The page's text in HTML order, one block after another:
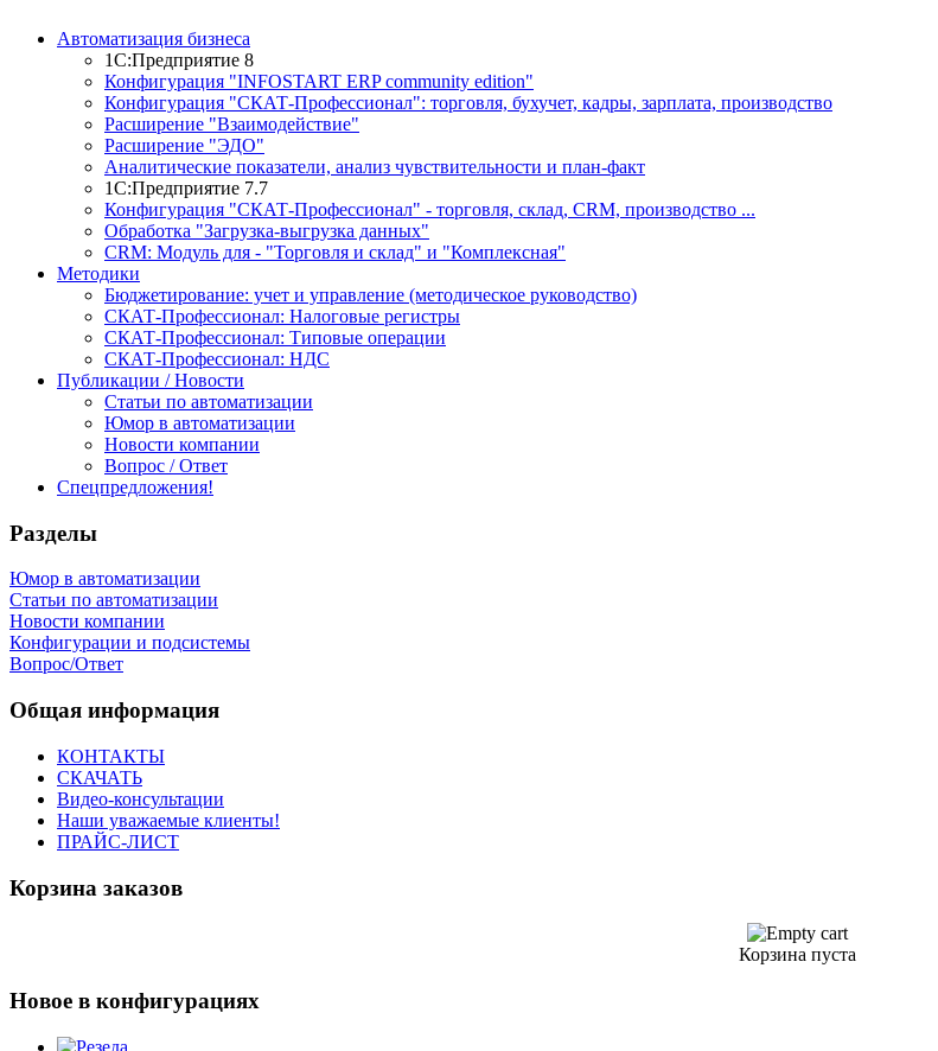
Автоматизация бизнеса
1С:Предприятие 8
Конфигурация "INFOSTART ERP community edition"
Конфигурация "СКАТ-Профессионал": торговля, бухучет, кадры, зарплата, производство
Расширение "Взаимодействие"
Расширение "ЭДО"
Аналитические показатели, анализ чувствительности и план-факт
1С:Предприятие 7.7
Конфигурация "СКАТ-Профессионал" - торговля, склад, CRM, производство ...
Обработка "Загрузка-выгрузка данных"
CRM: Модуль для - "Торговля и склад" и "Комплексная"
Методики
Бюджетирование: учет и управление (методическое руководство)
СКАТ-Профессионал: Налоговые регистры
СКАТ-Профессионал: Типовые операции
СКАТ-Профессионал: НДС
Публикации / Новости
Статьи по автоматизации
Юмор в автоматизации
Новости компании
Вопрос / Ответ
Спецпредложения!
Разделы
Юмор в автоматизации
Статьи по автоматизации
Новости компании
Конфигурации и подсистемы
Вопрос/Ответ
Общая информация
КОНТАКТЫ
СКАЧАТЬ
Видео-консультации
Наши уважаемые клиенты!
ПРАЙС-ЛИСТ
Корзина заказов
Корзина пуста
Новое в конфигурациях